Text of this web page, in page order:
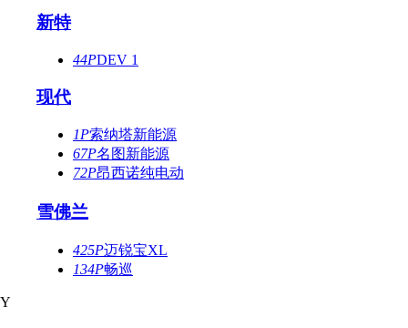
新特
44PDEV 1
现代
1P索纳塔新能源
67P名图新能源
72P昂西诺纯电动
雪佛兰
425P迈锐宝XL
134P畅巡
Y